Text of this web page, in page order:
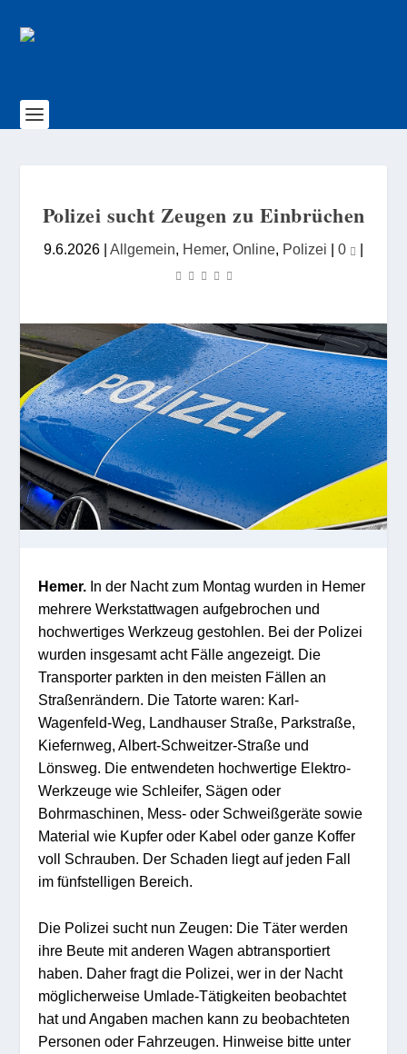
Polizei sucht Zeugen zu Einbrüchen
9.6.2026 | Allgemein, Hemer, Online, Polizei | 0 |
Hemer. In der Nacht zum Montag wurden in Hemer
mehrere Werkstattwagen aufgebrochen und
hochwertiges Werkzeug gestohlen. Bei der Polizei
wurden insgesamt acht Fälle angezeigt. Die
Transporter parkten in den meisten Fällen an
Straßenrändern. Die Tatorte waren: Karl-
Wagenfeld-Weg, Landhauser Straße, Parkstraße,
Kiefernweg, Albert-Schweitzer-Straße und
Lönsweg. Die entwendeten hochwertige Elektro-
Werkzeuge wie Schleifer, Sägen oder
Bohrmaschinen, Mess- oder Schweißgeräte sowie
Material wie Kupfer oder Kabel oder ganze Koffer
voll Schrauben. Der Schaden liegt auf jeden Fall
im fünfstelligen Bereich.
Die Polizei sucht nun Zeugen: Die Täter werden
ihre Beute mit anderen Wagen abtransportiert
haben. Daher fragt die Polizei, wer in der Nacht
möglicherweise Umlade-Tätigkeiten beobachtet
hat und Angaben machen kann zu beobachteten
Personen oder Fahrzeugen. Hinweise bitte unter